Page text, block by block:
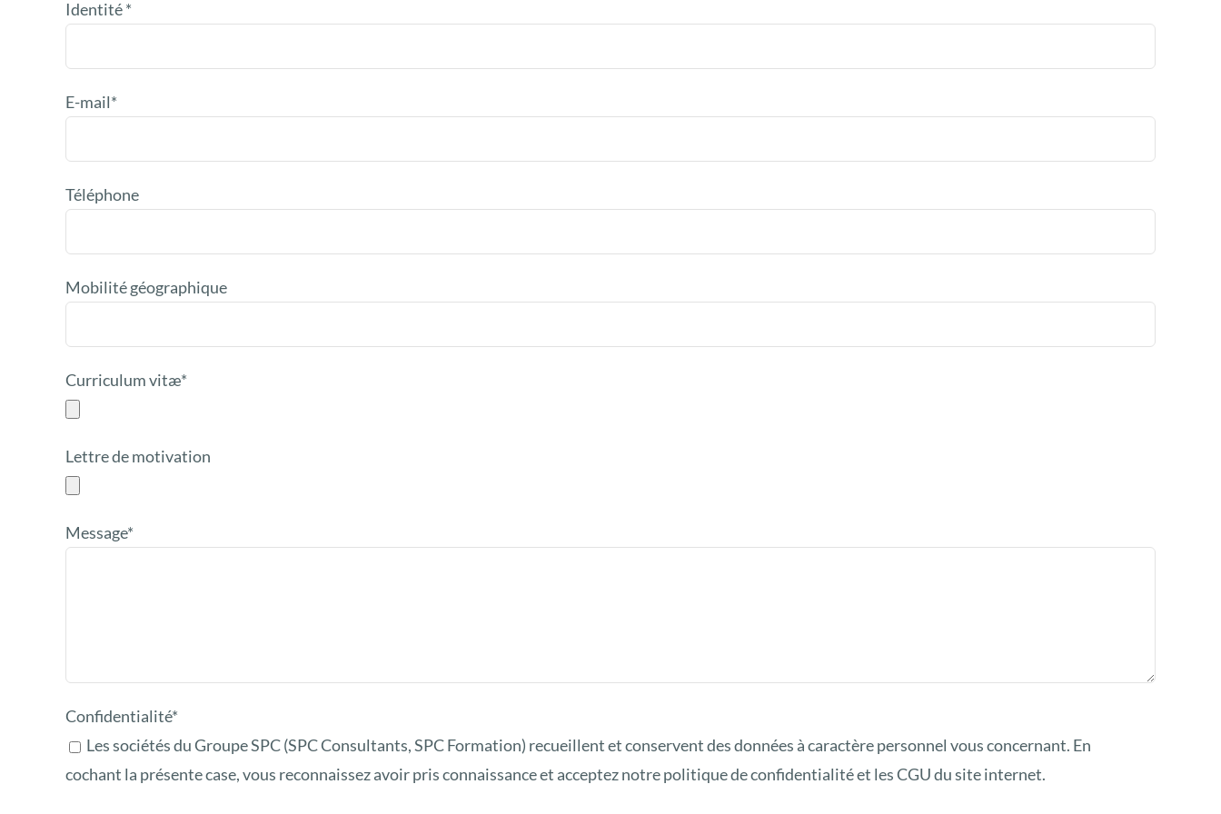
Identité *
E-mail*
Téléphone
Mobilité géographique
Curriculum vitæ*
Lettre de motivation
Message*
Confidentialité*
Les sociétés du Groupe SPC (SPC Consultants, SPC Formation) recueillent et conservent des données à caractère personnel vous concernant. En
cochant la présente case, vous reconnaissez avoir pris connaissance et acceptez notre politique de confidentialité et les CGU du site internet.